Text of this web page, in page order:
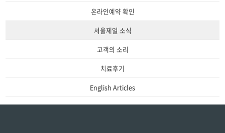
온라인예약 확인
서울제일 소식
고객의 소리
치료후기
English Articles